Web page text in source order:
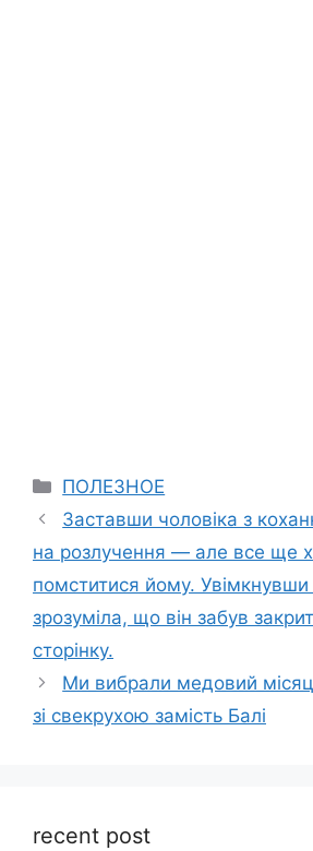
Categories
ПОЛЕЗНОЕ
Заставши чоловіка з
на розлучення — але все ще
помститися йому. Увімкнувши
зрозуміла, що він забув
сторінку.
Ми вибрали медовий
зі свекрухою замість Балі
recent post